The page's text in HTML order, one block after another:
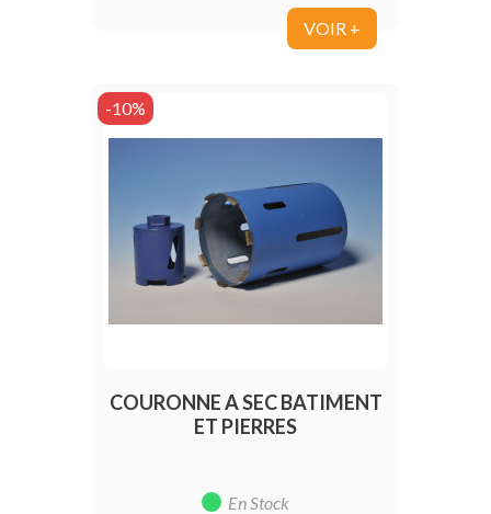
VOIR +
COURONNE A SEC BATIMENT
ET PIERRES
En Stock
-10%